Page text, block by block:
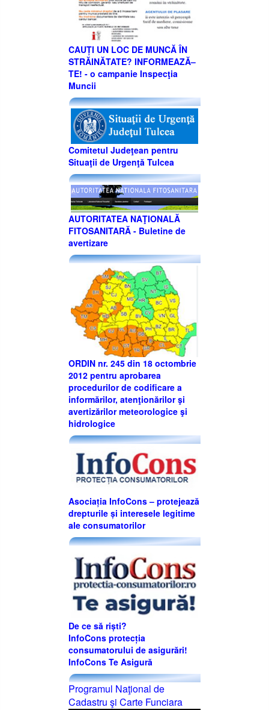
CAUȚI UN LOC DE MUNCĂ ÎN
STRĂINĂTATE? INFORMEAZĂ–
TE! - o campanie Inspecţia
Muncii
Comitetul Judeţean pentru
Situaţii de Urgenţă Tulcea
AUTORITATEA NAŢIONALĂ
FITOSANITARĂ - Buletine de
avertizare
ORDIN nr. 245 din 18 octombrie
2012 pentru aprobarea
procedurilor de codificare a
informărilor, atenţionărilor şi
avertizărilor meteorologice şi
hidrologice
Asociația InfoCons – protejează
drepturile și interesele legitime
ale consumatorilor
De ce să riști?
InfoCons protecția
consumatorului de asigurări!
InfoCons Te Asigură
Programul Naţional de
Cadastru şi Carte Funciara